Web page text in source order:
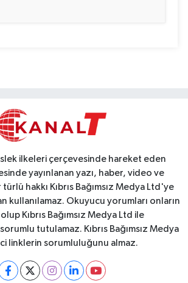
ilkeleri çerçevesinde hareket eden
yayınlanan yazı, haber, video ve
hakkı Kıbrıs Bağımsız Medya Ltd'ye
kullanılamaz. Okuyucu yorumları onların
Kıbrıs Bağımsız Medya Ltd ile
tutulamaz. Kıbrıs Bağımsız Medya
linklerin sorumluluğunu almaz.